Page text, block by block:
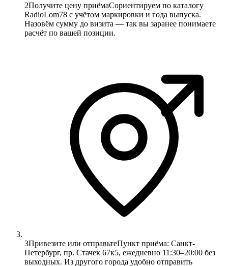
2Получите цену приёмаСориентируем по каталогу
RadioLom78 с учётом маркировки и года выпуска.
Назовём сумму до визита — так вы заранее понимаете
расчёт по вашей позиции.
3Привезите или отправьтеПункт приёма: Санкт-
Петербург, пр. Стачек 67к5, ежедневно 11:30–20:00 без
выходных. Из другого города удобно отправить